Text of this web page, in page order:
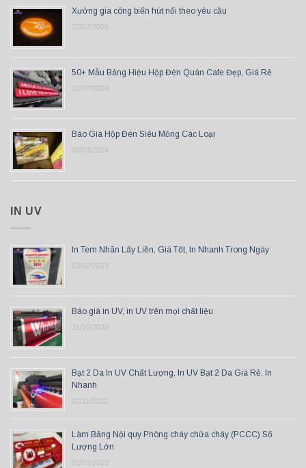
Xưởng gia công biển hút nổi theo yêu cầu
02/07/2026
50+ Mẫu Bảng Hiệu Hộp Đèn Quán Cafe Đẹp, Giá Rẻ
16/07/2024
Báo Giá Hộp Đèn Siêu Mỏng Các Loại
06/03/2024
IN UV
In Tem Nhãn Lấy Liền, Giá Tốt, In Nhanh Trong Ngày
23/02/2023
Báo giá in UV, in UV trên mọi chất liệu
31/10/2022
Bạt 2 Da In UV Chất Lượng, In UV Bạt 2 Da Giá Rẻ, In
Nhanh
02/11/2022
Làm Bảng Nội quy Phòng cháy chữa cháy (PCCC) Số
Lượng Lớn
01/03/2023